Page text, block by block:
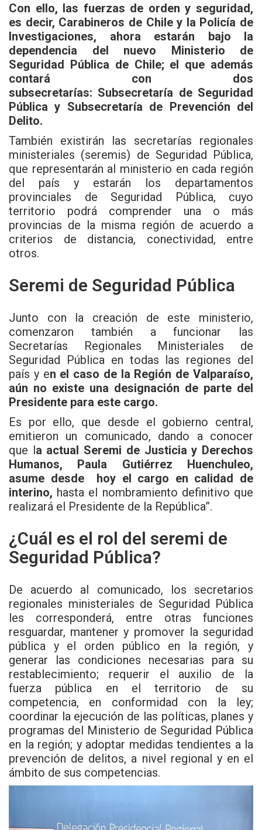
Con ello, las fuerzas de orden y seguridad,
es decir, Carabineros de Chile y la Policía de
Investigaciones, ahora estarán bajo la
dependencia del nuevo Ministerio de
Seguridad Pública de Chile; el que además
contará con dos
subsecretarías: Subsecretaría de Seguridad
Pública y Subsecretaría de Prevención del
Delito.
También existirán las secretarías regionales
ministeriales (seremis) de Seguridad Pública,
que representarán al ministerio en cada región
del país y estarán los departamentos
provinciales de Seguridad Pública, cuyo
territorio podrá comprender una o más
provincias de la misma región de acuerdo a
criterios de distancia, conectividad, entre
otros.
Seremi de Seguridad Pública
Junto con la creación de este ministerio,
comenzaron también a funcionar las
Secretarías Regionales Ministeriales de
Seguridad Pública en todas las regiones del
país y en el caso de la Región de Valparaíso,
aún no existe una designación de parte del
Presidente para este cargo.
Es por ello, que desde el gobierno central,
emitieron un comunicado, dando a conocer
que la actual Seremi de Justicia y Derechos
Humanos, Paula Gutiérrez Huenchuleo,
asume desde hoy el cargo en calidad de
interino, hasta el nombramiento definitivo que
realizará el Presidente de la República”.
¿Cuál es el rol del seremi de
Seguridad Pública?
De acuerdo al comunicado, los secretarios
regionales ministeriales de Seguridad Pública
les corresponderá, entre otras funciones
resguardar, mantener y promover la seguridad
pública y el orden público en la región, y
generar las condiciones necesarias para su
restablecimiento; requerir el auxilio de la
fuerza pública en el territorio de su
competencia, en conformidad con la ley;
coordinar la ejecución de las políticas, planes y
programas del Ministerio de Seguridad Pública
en la región; y adoptar medidas tendientes a la
prevención de delitos, a nivel regional y en el
ámbito de sus competencias.